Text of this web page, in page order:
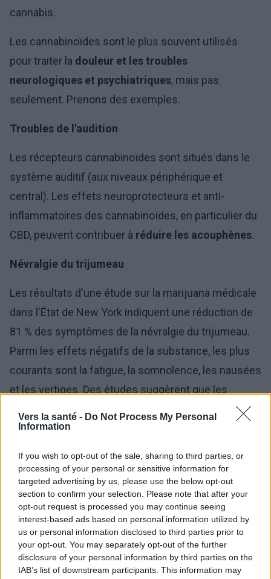
Vers la santé - Do Not Process My Personal
Information
If you wish to opt-out of the sale, sharing to third parties, or
processing of your personal or sensitive information for
targeted advertising by us, please use the below opt-out
section to confirm your selection. Please note that after your
opt-out request is processed you may continue seeing
interest-based ads based on personal information utilized by
us or personal information disclosed to third parties prior to
your opt-out. You may separately opt-out of the further
disclosure of your personal information by third parties on the
IAB’s list of downstream participants. This information may
cannabis.
Les cannabinoïdes sont le plus souvent utilisés
pour traiter la douleur et les troubles
neurologiques et psychiatriques, mais pas
seulement. Prenons des exemples.
Troubles de l'audition
Les récepteurs cannabinoïdes sont situés dans le
système auditif (aux niveaux périphérique et
central). Les effets neuroprotecteurs et anti-
inflammatoires des cannabinoïdes, en particulier du
CBD, peuvent contribuer à réduire les acouphènes.
Névralgie du trijumeau
Les résultats d'une étude sur la marijuana médicale
dans l'État de New York indiquent une réduction de
81 % des symptômes de la névralgie du trijumeau.
Parmi les effets négatifs de la substance, les plus
courants sont la fatigue, la somnolence, les nausées
et les vertiges. Des études suggèrent que les
cannabinoïdes pourraient devenir une alternative
auxmédicaments opioïdes
Dystonie et spasticité
Le nombre d'essais randomisés sur les effets des
cannabinoïdes sur les troubles du mouvement ne
permet pas encore de formuler des
recommandations ; les données les plus probantes
soutiennent leur utilisation dans le traitement de la